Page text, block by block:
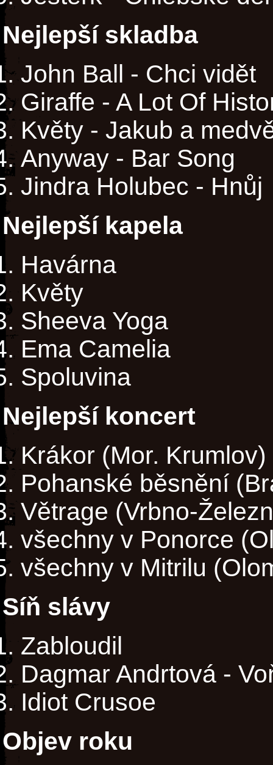
Nejlepší skladba
John Ball - Chci vidět
Giraffe - A Lot Of
Květy - Jakub a
Anyway - Bar Song
Jindra Holubec - Hnůj
Nejlepší kapela
Havárna
Květy
Sheeva Yoga
Ema Camelia
Spoluvina
Nejlepší koncert
Krákor (Mor. Krumlov)
Pohanské běsnění
Větrage (Vrbno-
všechny v Ponorce
všechny v Mitrilu
Síň slávy
Zabloudil
Dagmar Andrtová -
Idiot Crusoe
Objev roku